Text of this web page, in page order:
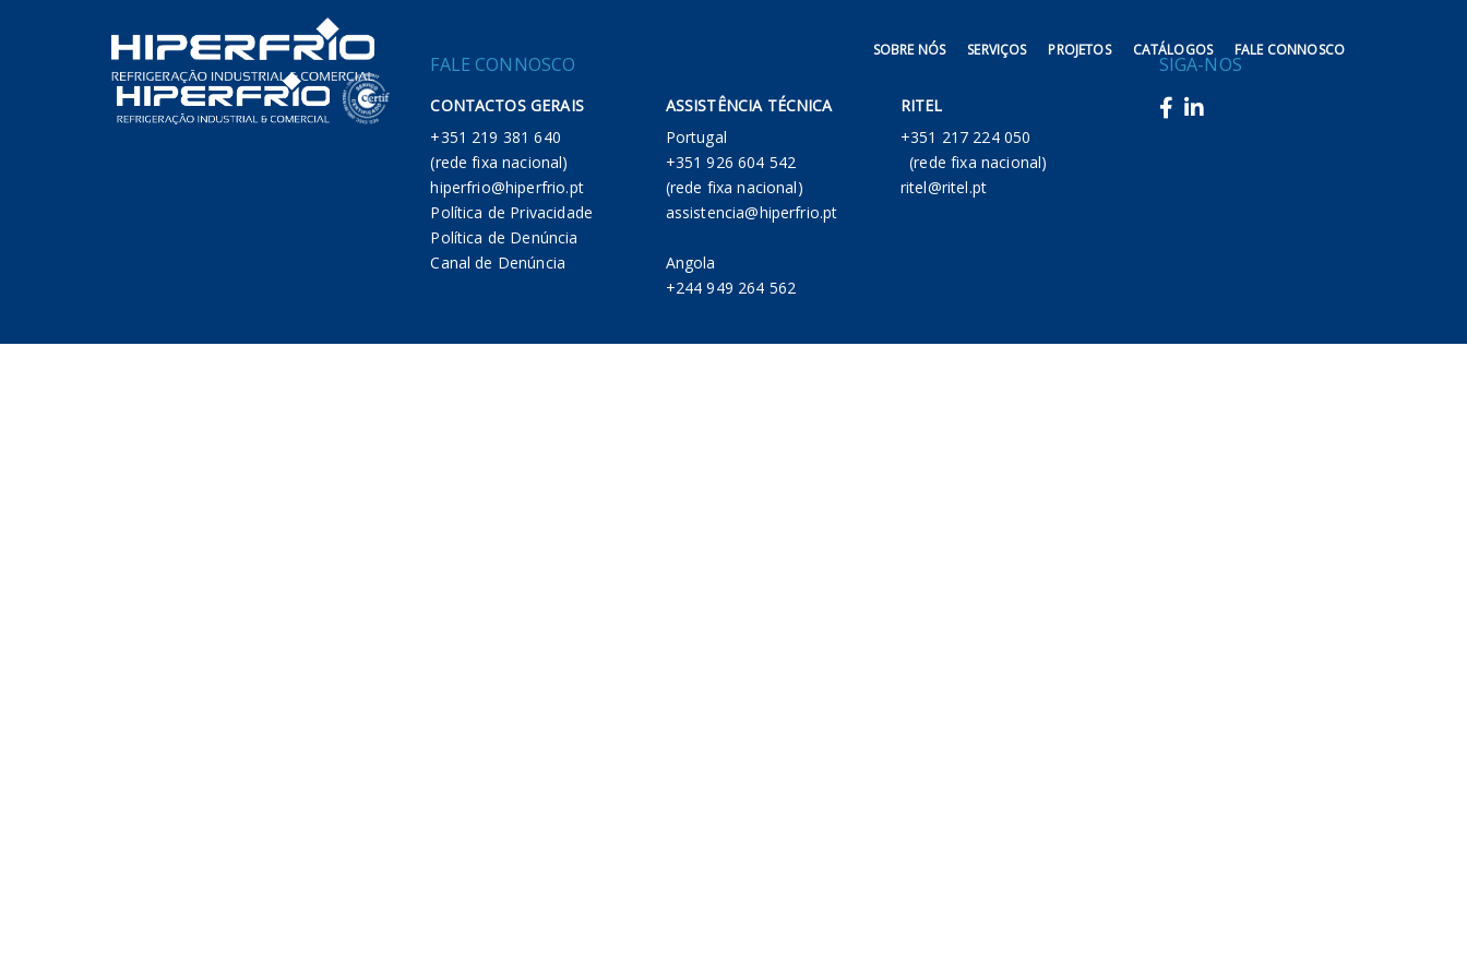
SOBRE NÓS SERVIÇOS PROJETOS CATÁLOGOS FALE CONNOSCO
FALE CONNOSCO
CONTACTOS GERAIS
+351 219 381 640
(rede fixa nacional)
hiperfrio@hiperfrio.pt
Política de Privacidade
Política de Denúncia
Canal de Denúncia
ASSISTÊNCIA TÉCNICA
Portugal
+351 926 604 542
(rede fixa nacional)
assistencia@hiperfrio.pt
Angola
+244 949 264 562
RITEL
+351 217 224 050
(rede fixa nacional)
ritel@ritel.pt
SIGA-NOS